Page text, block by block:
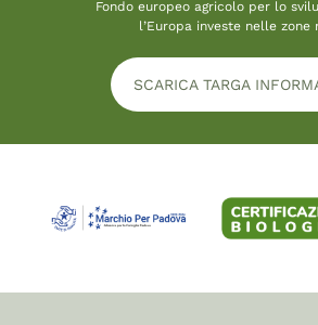
Fondo europeo agricolo per lo
l’Europa investe nelle zone
SCARICA TARGA